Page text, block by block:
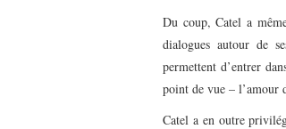
Du coup, Catel a
dialogues autour de
permettent d’entrer
point de vue – l’amour
Catel a en outre